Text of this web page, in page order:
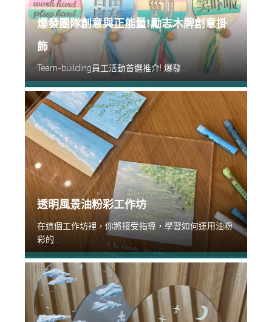
爆發團隊創意與正能量!勵志木牌創意掛
飾
Team-building員工活動首選推介! 爆發...
透明風景油粉彩工作坊
在這個工作坊裡，你將接受指導，學習如何運用油粉
彩的...